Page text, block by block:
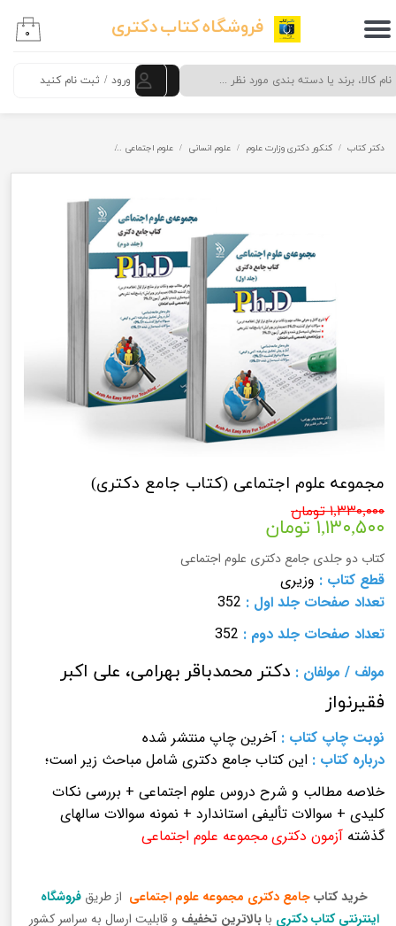
فروشگاه کتاب دکتری
ورود / ثبت نام کنید
حساب کاربری من
تغییر گذر واژه
خروج از حساب کاربری
۰
دکتر کتاب کنکور دکتری وزارت علوم علوم انسانی علوم اجتماعی
مجموعه علوم اجتماعی (کتاب جامع دکتری)
۱,۳۳۰,۰۰۰ تومان
۱,۱۳۰,۵۰۰ تومان
کتاب دو جلدی جامع دکتری علوم اجتماعی
قطع کتاب : وزیری
تعداد صفحات جلد اول :
352
تعداد صفحات جلد دوم :
352
مولف / مولفان : دکتر محمدباقر بهرامی، علی اکبر
فقیرنواز
نوبت چاپ کتاب : آخرین چاپ منتشر شده
درباره کتاب : این کتاب جامع دکتری شامل مباحث زیر است؛
خلاصه مطالب و شرح دروس علوم اجتماعی + بررسی نکات
کلیدی + سوالات تألیفی استاندارد + نمونه سوالات سالهای
گذشته آزمون دکتریمجموعه علوم اجتماعی
خرید کتابجامع دکتری مجموعه علوم اجتماعی از طریق فروشگاه
اینترنتی کتاب دکتری بابالاترین تخفیف و قابلیت ارسال به سراسر کشور